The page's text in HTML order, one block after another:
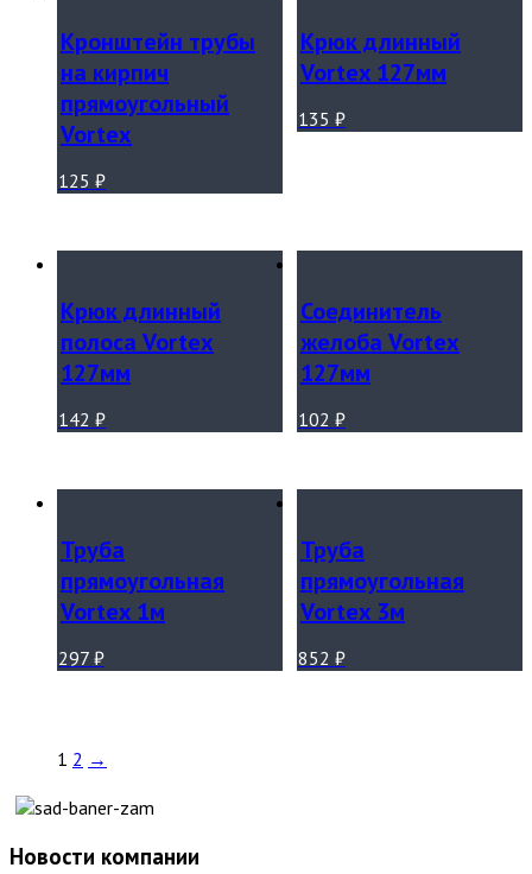
Кронштейн трубы
на кирпич
прямоугольный
Vortex
125 ₽
Крюк длинный
Vortex 127мм
135 ₽
Крюк длинный
полоса Vortex
127мм
142 ₽
Соединитель
желоба Vortex
127мм
102 ₽
Труба
прямоугольная
Vortex 1м
297 ₽
Труба
прямоугольная
Vortex 3м
852 ₽
1 2 →
Новости компании